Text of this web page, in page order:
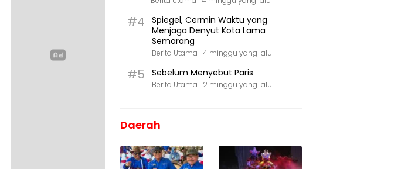
#4
Spiegel, Cermin Waktu yang
Menjaga Denyut Kota Lama
Semarang
Berita Utama | 4 minggu yang lalu
#5 Sebelum Menyebut Paris
Berita Utama | 2 minggu yang lalu
Daerah